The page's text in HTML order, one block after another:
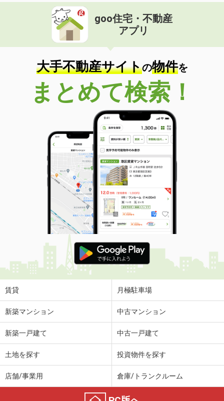
goo住宅・不動産
アプリ
大手不動産サイトの物件を
まとめて検索！
賃貸 月極駐車場
新築マンション 中古マンション
新築一戸建て 中古一戸建て
土地を探す 投資物件を探す
店舗/事業用 倉庫/トランクルーム